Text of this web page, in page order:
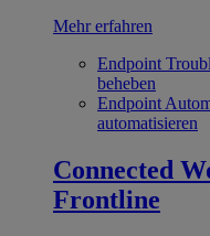
Mehr erfahren
Endpoint
beheben
Endpoint
automatisieren
Connected
Frontline